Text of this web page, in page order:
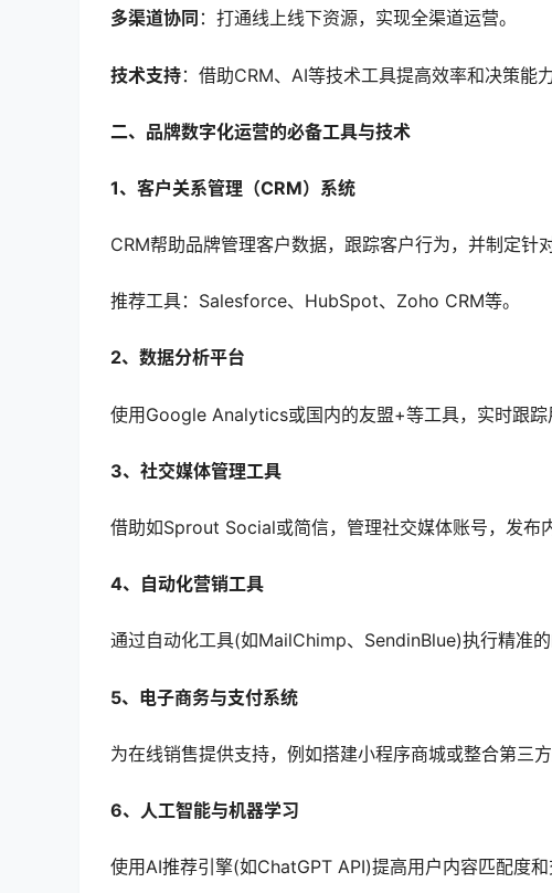
多渠道协同 ：打通线上线下资源，实现全渠道运营。
技术支持：借助CRM、AI等技术工具提高效率和决策能力
二、品牌数字化运营的必备工具与技术
1、客户关系管理（CRM）系统
CRM帮助品牌管理客户数据，跟踪客户行为，并制定针
推荐工具：Salesforce、HubSpot、Zoho CRM等。
2、数据分析平台
使用Google Analytics或国内的友盟+等工具，实时跟踪
3、社交媒体管理工具
借助如Sprout Social或简信，管理社交媒体账号，发布
4、自动化营销工具
通过自动化工具(如MailChimp、SendinBlue)执行精准的
5、电子商务与支付系统
为在线销售提供支持，例如搭建小程序商城或整合第三
6、人工智能与机器学习
使用AI推荐引擎(如ChatGPT API)提高用户内容匹配度和